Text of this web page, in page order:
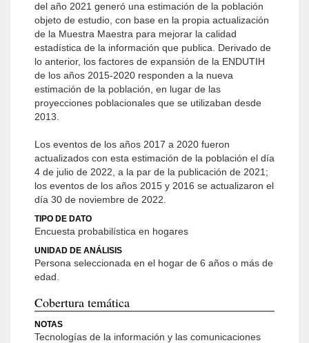
del año 2021 generó una estimación de la población
objeto de estudio, con base en la propia actualización
de la Muestra Maestra para mejorar la calidad
estadística de la información que publica. Derivado de
lo anterior, los factores de expansión de la ENDUTIH
de los años 2015-2020 responden a la nueva
estimación de la población, en lugar de las
proyecciones poblacionales que se utilizaban desde
2013.
Los eventos de los años 2017 a 2020 fueron
actualizados con esta estimación de la población el día
4 de julio de 2022, a la par de la publicación de 2021;
los eventos de los años 2015 y 2016 se actualizaron el
día 30 de noviembre de 2022.
TIPO DE DATO
Encuesta probabilística en hogares
UNIDAD DE ANÁLISIS
Persona seleccionada en el hogar de 6 años o más de
edad.
Cobertura temática
NOTAS
Tecnologías de la información y las comunicaciones